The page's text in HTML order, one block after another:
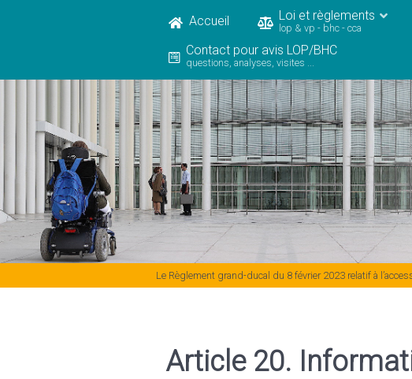
Accueil Loi et règlements
lop & vp - bhc - cca
Contact pour avis LOP/BHC
questions, analyses, visites ...
Le Règlement grand-ducal du 8 février 2023 relatif à
Article 20.